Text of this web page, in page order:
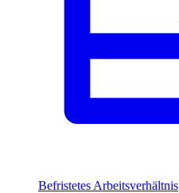
Befristetes Arbeitsverhältnis